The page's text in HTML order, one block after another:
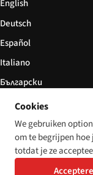
English
Deutsch
Español
Italiano
Български
简体中文
© 2026 Disability World.
DeutschEspañol
Cookies
We gebruiken
om te begrijpen
totdat je ze